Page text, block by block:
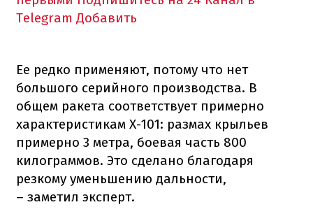
Telegram Добавить
Ее редко применяют, потому что нет
большого серийного производства. В
общем ракета соответствует примерно
характеристикам Х-101: размах крыльев
примерно 3 метра, боевая часть 800
килограммов. Это сделано благодаря
резкому уменьшению дальности,
– заметил эксперт.